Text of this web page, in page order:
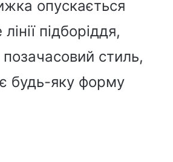
опускається
підборіддя,
стиль,
будь-яку форму